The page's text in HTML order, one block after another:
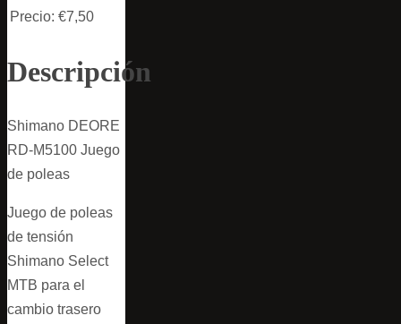
Precio: €7,50
Descripción
Shimano DEORE
RD-M5100 Juego
de poleas
Juego de poleas
de tensión
Shimano Select
MTB para el
cambio trasero